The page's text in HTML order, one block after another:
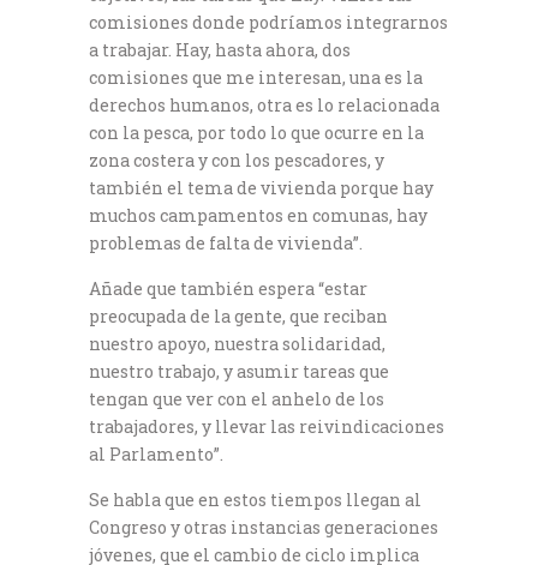
comisiones donde podríamos integrarnos
a trabajar. Hay, hasta ahora, dos
comisiones que me interesan, una es la
derechos humanos, otra es lo relacionada
con la pesca, por todo lo que ocurre en la
zona costera y con los pescadores, y
también el tema de vivienda porque hay
muchos campamentos en comunas, hay
problemas de falta de vivienda”.
Añade que también espera “estar
preocupada de la gente, que reciban
nuestro apoyo, nuestra solidaridad,
nuestro trabajo, y asumir tareas que
tengan que ver con el anhelo de los
trabajadores, y llevar las reivindicaciones
al Parlamento”.
Se habla que en estos tiempos llegan al
Congreso y otras instancias generaciones
jóvenes, que el cambio de ciclo implica